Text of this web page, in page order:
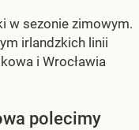
w sezonie zimowym.
irlandzkich linii
i Wrocławia
polecimy